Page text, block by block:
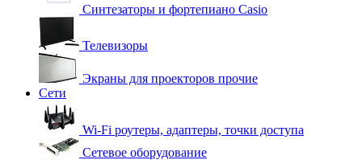
Синтезаторы и фортепиано Casio
Телевизоры
Экраны для проекторов прочие
Сети
Wi-Fi роутеры, адаптеры, точки доступа
Сетевое оборудование